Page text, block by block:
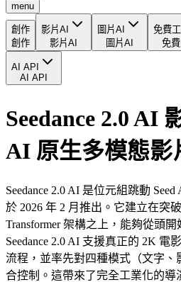
menu
創作
創作
影片AI
影片AI
圖片AI
圖片AI
免費
免
AI API
AI API
Seedance 2.0 AI
AI 原生多模態影
Seedance 2.0 AI 是位元組跳動
於 2026 年 2 月推出。它建立在突
Transformer 架構之上，能夠從頭
Seedance 2.0 AI 支援真正的 2K 電
流程，並率先對四種模式（文字
合控制。這帶來了完全工業化的